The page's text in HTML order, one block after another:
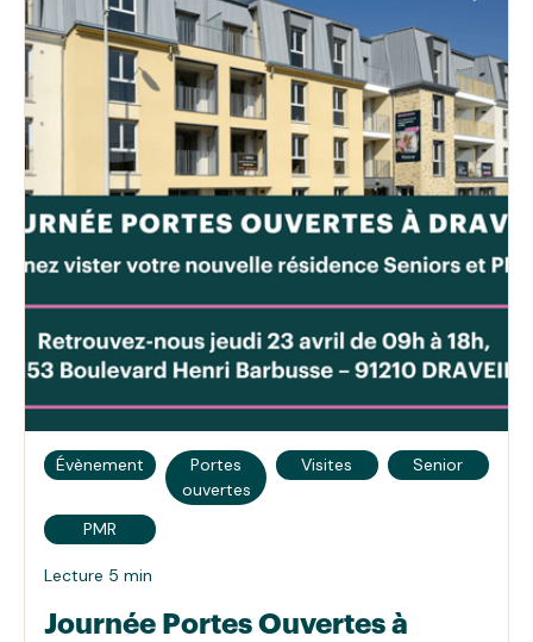
Évènement
Portes
ouvertes
Visites Senior
PMR
Lecture 5 min
Journée Portes Ouvertes à